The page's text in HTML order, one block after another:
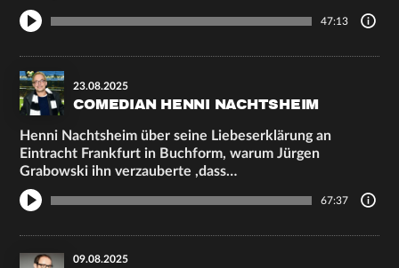
47:13
23.08.2025
COMEDIAN HENNI NACHTSHEIM
Henni Nachtsheim über seine Liebeserklärung an
Eintracht Frankfurt in Buchform, warum Jürgen
Grabowski ihn verzauberte ,dass…
67:37
09.08.2025